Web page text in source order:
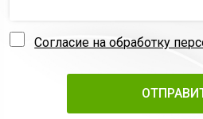
Согласие на обработку